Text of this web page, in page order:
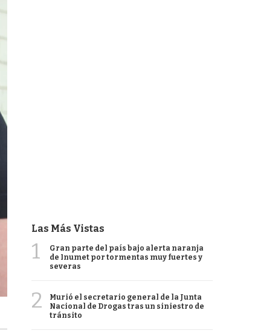
Las Más Vistas
1
Gran parte del país bajo alerta naranja
de Inumet por tormentas muy fuertes y
severas
2
Murió el secretario general de la Junta
Nacional de Drogas tras un siniestro de
tránsito